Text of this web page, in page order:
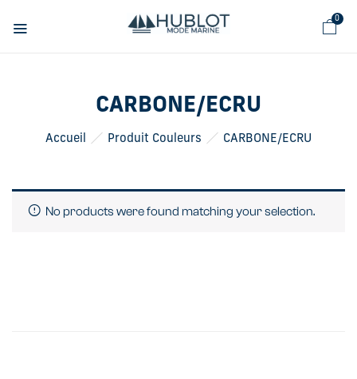
0
CARBONE/ECRU
Accueil Produit Couleurs CARBONE/ECRU
No products were found matching your selection.
Panneau de gestion des cookies